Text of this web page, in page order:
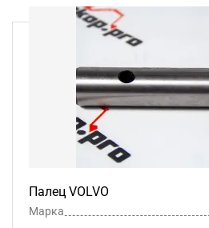
Палец VOLVO
Марка